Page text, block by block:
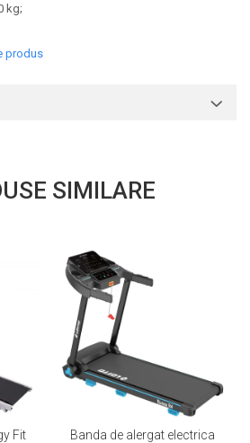
kg;
produs
SIMILARE
Fit
Banda de alergat electrica